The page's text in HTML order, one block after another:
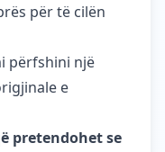
për të cilën
përfshini një
e
pretendohet se